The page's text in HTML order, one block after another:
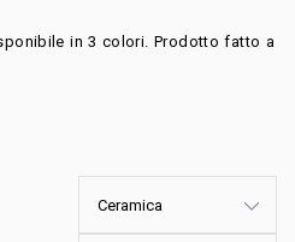
in 3 colori. Prodotto fatto a